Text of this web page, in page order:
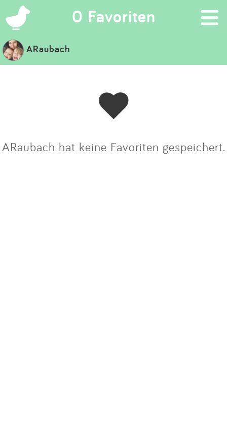
0 Favoriten ×
Suchen
Eintragen
App
Blog
ARaubach
ARaubach hat keine Favoriten gespeichert.